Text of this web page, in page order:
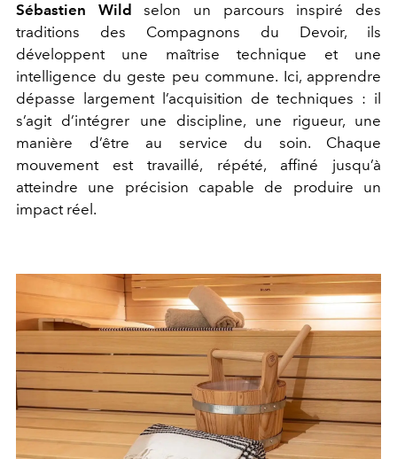
Sébastien Wild
selon un parcours inspiré des
traditions des Compagnons du Devoir, ils
développent une maîtrise technique et une
intelligence du geste peu commune. Ici, apprendre
dépasse largement l’acquisition de techniques : il
s’agit d’intégrer une discipline, une rigueur, une
manière d’être au service du soin. Chaque
mouvement est travaillé, répété, affiné jusqu’à
atteindre une précision capable de produire un
impact réel.